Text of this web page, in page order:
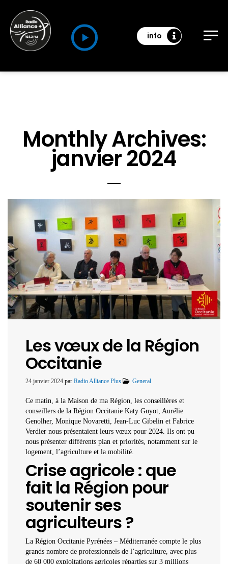
info
Monthly Archives:
janvier 2024
Les vœux de la Région
Occitanie
24 janvier 2024 par Radio Alliance Plus General
Ce matin, à la Maison de ma Région, les conseillères et
conseillers de la Région Occitanie Katy Guyot, Aurélie
Genolher, Monique Novaretti, Jean-Luc Gibelin et Fabrice
Verdier nous présentaient leurs vœux pour 2024. Ils ont pu
nous présenter différents plan et priorités, notamment sur le
logement, l’agriculture et la mobilité.
Crise agricole : que
fait la Région pour
soutenir ses
agriculteurs ?
La Région Occitanie Pyrénées – Méditerranée compte le plus
grands nombre de professionnels de l’agriculture, avec plus
de 60 000 exploitations agricoles réparties sur 3 millions